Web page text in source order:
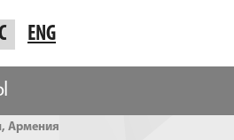
ENG
Армения